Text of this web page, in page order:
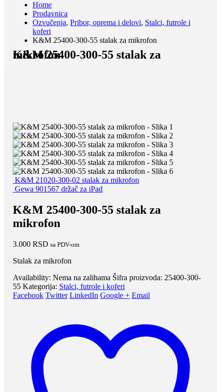
Home
Prodavnica
Ozvučenja, Pribor, oprema i delovi, Stalci, futrole i
koferi
K&M 25400-300-55 stalak za mikrofon
K&M 25400-300-55 stalak za mikrofon
K&M 21020-300-02 stalak za mikrofon
Gewa 901567 držač za iPad
K&M 25400-300-55 stalak za
mikrofon
3.000 RSD sa PDV-om
Stalak za mikrofon
Availability: Nema na zalihama Šifra proizvoda: 25400-300-
55 Kategorija: Stalci, futrole i koferi
Facebook Twitter LinkedIn Google + Email